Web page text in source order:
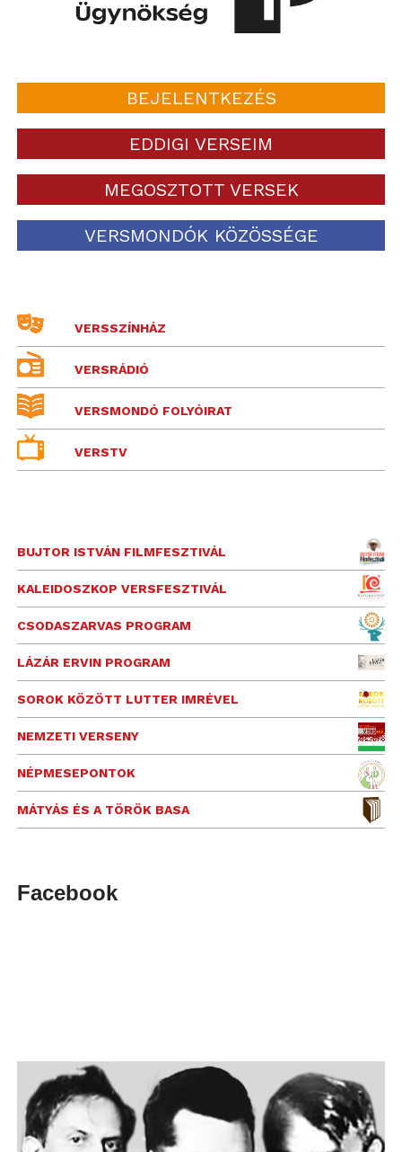
BEJELENTKEZÉS
EDDIGI VERSEIM
MEGOSZTOTT VERSEK
VERSMONDÓK KÖZÖSSÉGE
VERSSZÍNHÁZ
VERSRÁDIÓ
VERSMONDÓ FOLYÓIRAT
VERSTV
BUJTOR ISTVÁN FILMFESZTIVÁL
KALEIDOSZKOP VERSFESZTIVÁL
CSODASZARVAS PROGRAM
LÁZÁR ERVIN PROGRAM
SOROK KÖZÖTT LUTTER IMRÉVEL
NEMZETI VERSENY
NÉPMESEPONTOK
MÁTYÁS ÉS A TÖRÖK BASA
Facebook